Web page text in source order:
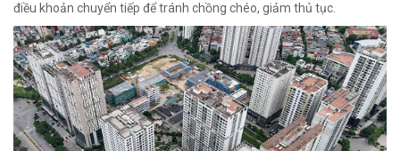
điều khoản chuyển tiếp để tránh chồng chéo, giảm thủ tục.